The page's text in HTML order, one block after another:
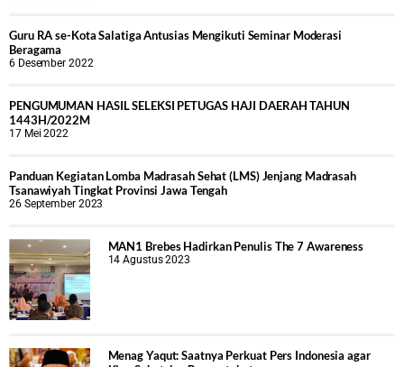
Guru RA se-Kota Salatiga Antusias Mengikuti Seminar Moderasi
Beragama
6 Desember 2022
PENGUMUMAN HASIL SELEKSI PETUGAS HAJI DAERAH TAHUN
1443H/2022M
17 Mei 2022
Panduan Kegiatan Lomba Madrasah Sehat (LMS) Jenjang Madrasah
Tsanawiyah Tingkat Provinsi Jawa Tengah
26 September 2023
MAN1 Brebes Hadirkan Penulis The 7 Awareness
14 Agustus 2023
Menag Yaqut: Saatnya Perkuat Pers Indonesia agar